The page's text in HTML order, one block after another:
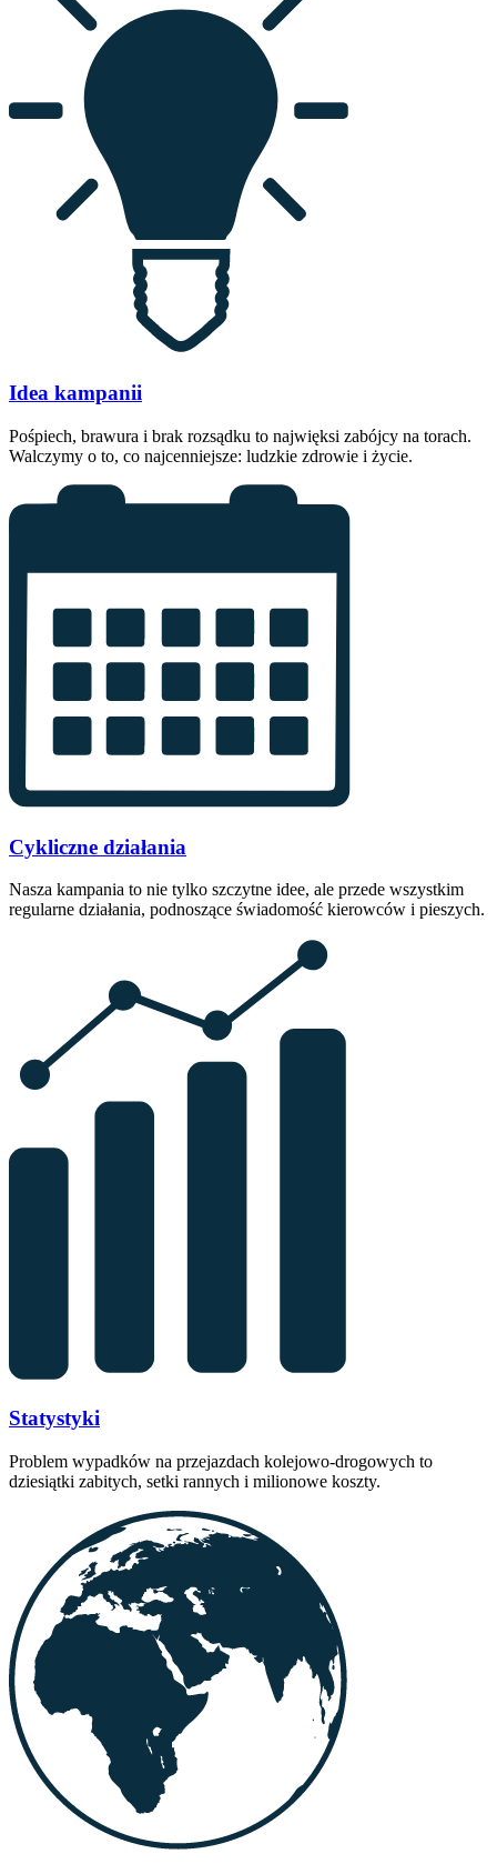
Idea kampanii
Pośpiech, brawura i brak rozsądku to najwięksi zabójcy na torach.
Walczymy o to, co najcenniejsze: ludzkie zdrowie i życie.
Cykliczne działania
Nasza kampania to nie tylko szczytne idee, ale przede wszystkim
regularne działania, podnoszące świadomość kierowców i pieszych.
Statystyki
Problem wypadków na przejazdach kolejowo-drogowych to
dziesiątki zabitych, setki rannych i milionowe koszty.